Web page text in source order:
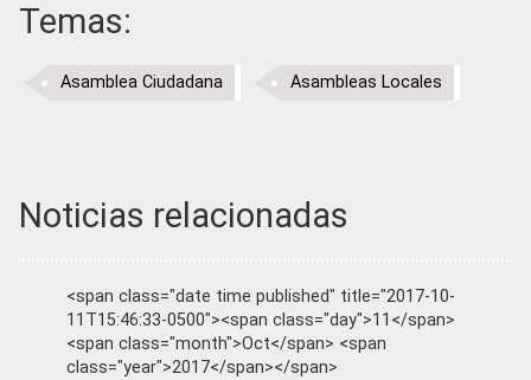
Temas:
Asamblea Ciudadana Asambleas Locales
Noticias relacionadas
<span class="date time published" title="2017-10-
11T15:46:33-0500"><span class="day">11</span>
<span class="month">Oct</span> <span
class="year">2017</span></span>